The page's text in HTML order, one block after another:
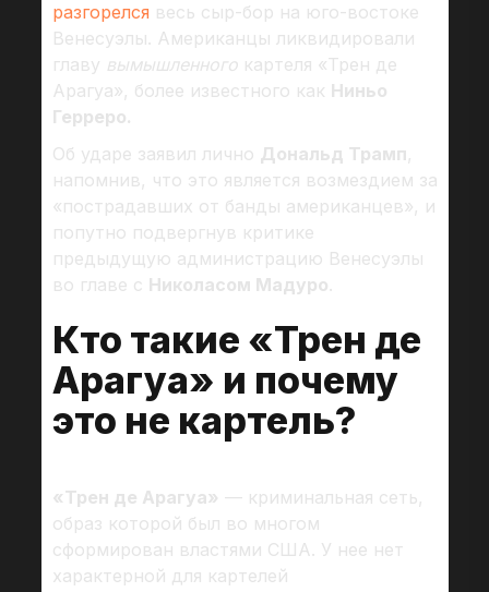
разгорелся весь сыр-бор на юго-востоке
Венесуэлы. Американцы ликвидировали
главу вымышленногокартеля «Трен де
Арагуа», более известного как Ниньо
Герреро.
Об ударе заявил лично Дональд Трамп,
напомнив, что это является возмездием за
«пострадавших от банды американцев», и
попутно подвергнув критике
предыдущую администрацию Венесуэлы
во главе с Николасом Мадуро.
Кто такие «Трен де
Арагуа» и почему
это не картель?
«Трен де Арагуа» — криминальная сеть,
образ которой был во многом
сформирован властями США. У нее нет
характерной для картелей